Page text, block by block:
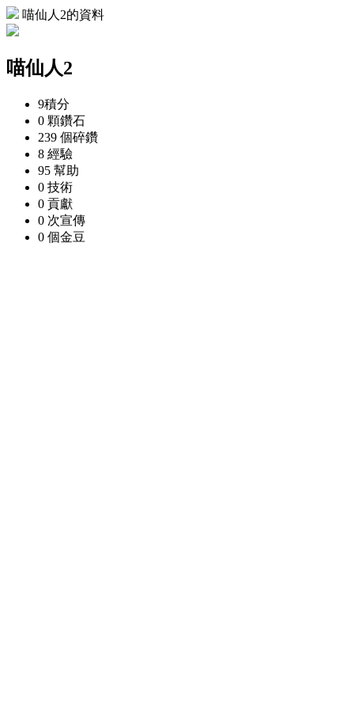
喵仙人2的資料
喵仙人2
9積分
0 顆鑽石
239 個碎鑽
8 經驗
95 幫助
0 技術
0 貢獻
0 次宣傳
0 個金豆